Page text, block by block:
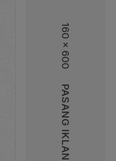
160 x 600
PASANG IKLAN